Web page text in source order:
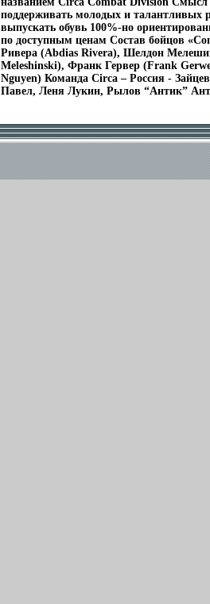
поддерживать молодых и талантливых
выпускать обувь 100%-но
по доступным ценам Состав бойцов
Ривера (Abdias Rivera), Шелдон
Meleshinski), Франк Гервер (Frank
Nguyen) Команда Circa – Россия -
Павел, Леня Лукин, Рылов “Антик”